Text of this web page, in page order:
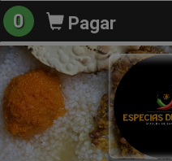
0 Pagar